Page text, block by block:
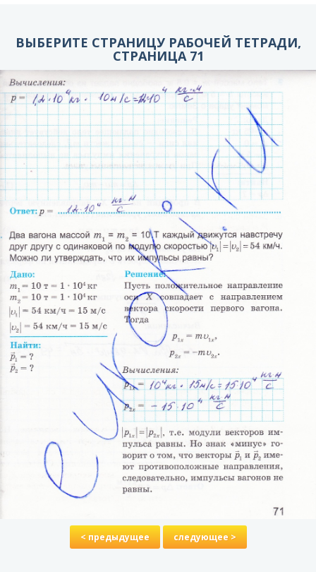
ВЫБЕРИТЕ СТРАНИЦУ РАБОЧЕЙ ТЕТРАДИ,
СТРАНИЦА 71
< предыдущее следующее >